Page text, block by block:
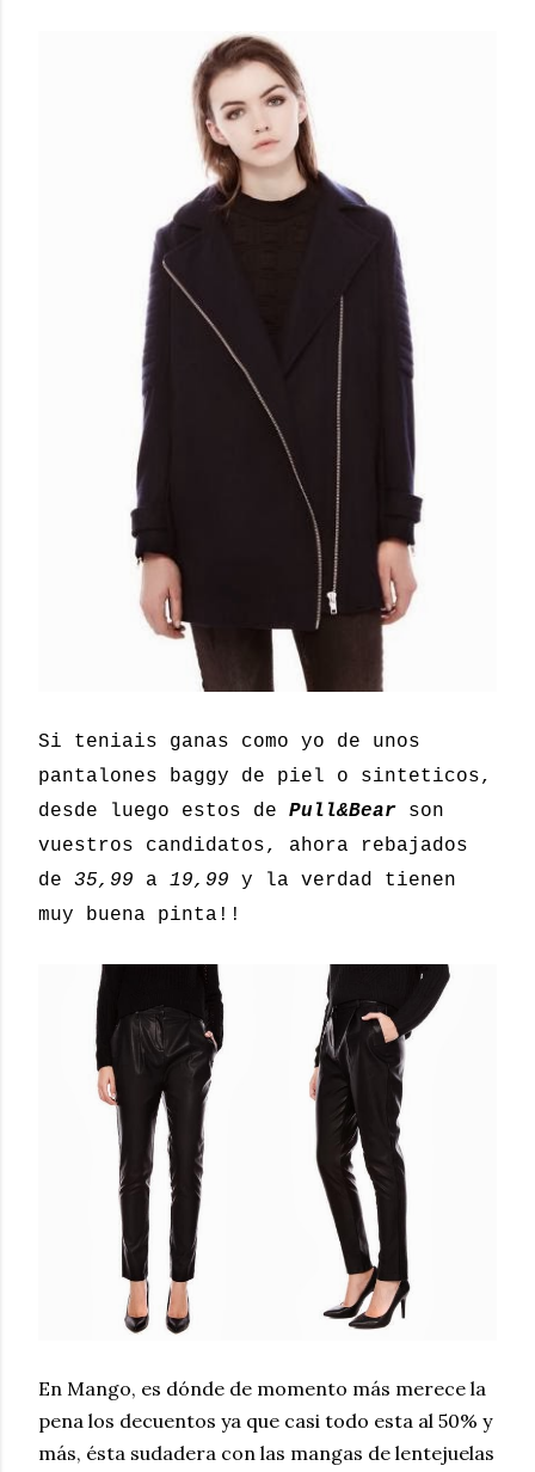
Si teniais ganas como yo de unos
pantalones baggy de piel o sinteticos,
desde luego estos de Pull&Bear son
vuestros candidatos, ahora rebajados
de 35,99 a 19,99 y la verdad tienen
muy buena pinta!!
En Mango, es dónde de momento más merece la
pena los decuentos ya que casi todo esta al 50% y
más, ésta sudadera con las mangas de lentejuelas